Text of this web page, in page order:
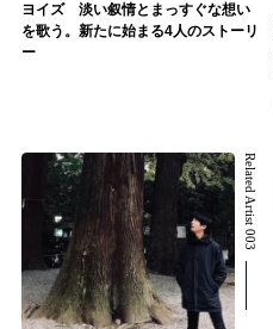
ヨイズ 淡い叙情とまっすぐな想い
を歌う。新たに始まる4人のストーリ
ー
Related Artist 003